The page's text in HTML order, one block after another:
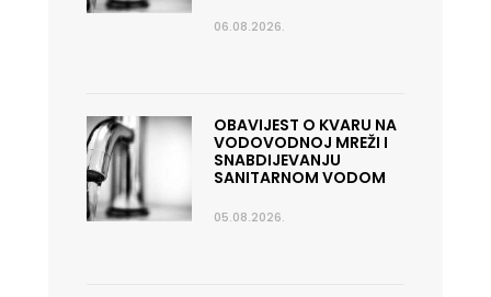
06.08.2026.
OBAVIJEST O KVARU NA
VODOVODNOJ MREŽI I
SNABDIJEVANJU
SANITARNOM VODOM
05.08.2026.